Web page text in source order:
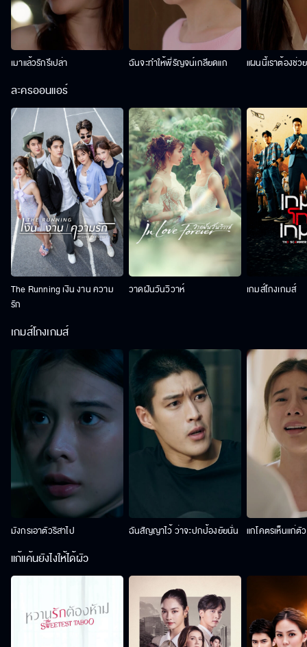
เมาแล้วรักรึเปล่า ฉันจะทำให้พี่รัญจน์เกลียดแก แผนนี้เราต้องช่ว
ละครออนแอร์
The Running เงิน งาน ความ
รัก
วาดฝันวันวิวาห์ เกมส์โกงเกมส์
เกมส์โกงเกมส์
มังกรเอาตัวริสาไป ฉันสัญญาไว้ ว่าจะปกป้องยัยนั่น แกโคตรเห็นแก่ตั
แก้แค้นยังไงให้ได้ผัว